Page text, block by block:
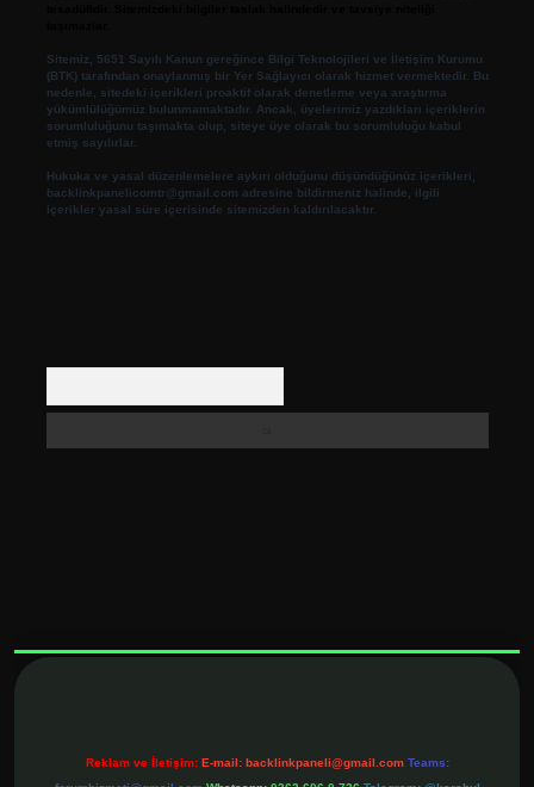
Sitemiz, 5651 Sayılı Kanun gereğince Bilgi Teknolojileri ve İletişim Kurumu
(BTK) tarafından onaylanmış bir Yer Sağlayıcı olarak hizmet vermektedir. Bu
nedenle, sitedeki içerikleri proaktif olarak denetleme veya araştırma
yükümlülüğümüz bulunmamaktadır. Ancak, üyelerimiz yazdıkları içeriklerin
sorumluluğunu taşımakta olup, siteye üye olarak bu sorumluluğu kabul
etmiş sayılırlar.
Hukuka ve yasal düzenlemelere aykırı olduğunu düşündüğünüz içerikleri,
backlinkpanelicomtr@gmail.com adresine bildirmeniz halinde, ilgili
içerikler yasal süre içerisinde sitemizden kaldırılacaktır.
Reklam ve İletişim: E-mail: backlinkpaneli@gmail.com Teams: